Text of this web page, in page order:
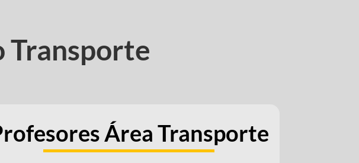
Transporte
Área Transporte